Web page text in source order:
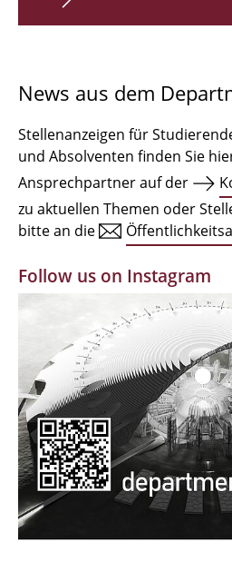
Qualifikationsprofil
Institute
Einrichtungen
Zeichensäle
MBW | Modellbauwerkstatt
Alumni | cloud club
Dokumente und
News aus dem
Stellenanzeigen für
und Absolventen finden Sie
Ansprechpartner auf der
zu aktuellen Themen oder
bitte an die
Follow us on Instagram